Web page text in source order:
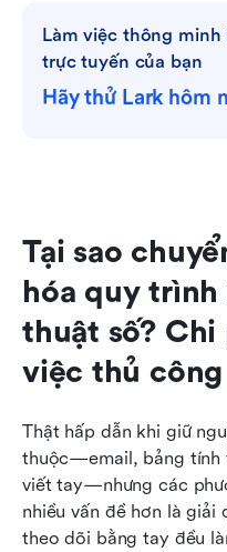
Làm việc thông
trực tuyến của bạn
Hãy thử Lark hôm
Tại sao
hóa quy
thuật số? Chi
việc thủ công
Thật hấp dẫn khi giữ
thuộc—email, bảng tính
viết tay—nhưng các
nhiều vấn đề hơn là
theo dõi bằng tay đều